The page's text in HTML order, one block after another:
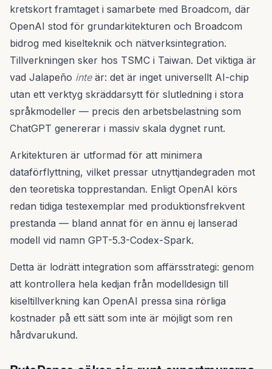
kretskort framtaget i samarbete med Broadcom, där
OpenAI stod för grundarkitekturen och Broadcom
bidrog med kiselteknik och nätverksintegration.
Tillverkningen sker hos TSMC i Taiwan. Det viktiga är
vad Jalapeño inteär: det är inget universellt AI-chip
utan ett verktyg skräddarsytt för slutledning i stora
språkmodeller — precis den arbetsbelastning som
ChatGPT genererar i massiv skala dygnet runt.
Arkitekturen är utformad för att minimera
dataförflyttning, vilket pressar utnyttjandegraden mot
den teoretiska topprestandan. Enligt OpenAI körs
redan tidiga testexemplar med produktionsfrekvent
prestanda — bland annat för en ännu ej lanserad
modell vid namn GPT-5.3-Codex-Spark.
Detta är lodrätt integration som affärsstrategi: genom
att kontrollera hela kedjan från modelldesign till
kiseltillverkning kan OpenAI pressa sina rörliga
kostnader på ett sätt som inte är möjligt som ren
hårdvarukund.